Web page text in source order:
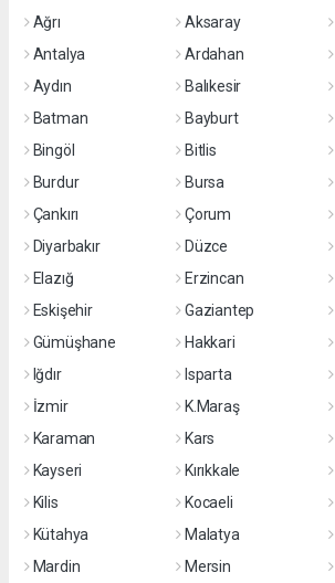
Ağrı
Aksaray
Antalya
Ardahan
Aydın
Balıkesir
Batman
Bayburt
Bingöl
Bitlis
Burdur
Bursa
Çankırı
Çorum
Diyarbakır
Düzce
Elazığ
Erzincan
Eskişehir
Gaziantep
Gümüşhane
Hakkari
Iğdır
Isparta
İzmir
K.Maraş
Karaman
Kars
Kayseri
Kırıkkale
Kilis
Kocaeli
Kütahya
Malatya
Mardin
Mersin